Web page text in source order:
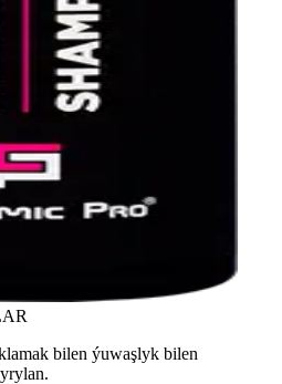
bilen ýuwaşlyk bilen